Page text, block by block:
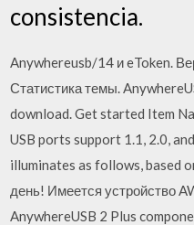
consistencia.
Anywhereusb/14 и eToken.
Статистика темы.
download. Get started Item
USB ports support 1.1, 2.0,
illuminates as follows, based
день! Имеется устройство
AnywhereUSB 2 Plus